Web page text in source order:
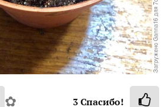
✿ 3Спасибо!